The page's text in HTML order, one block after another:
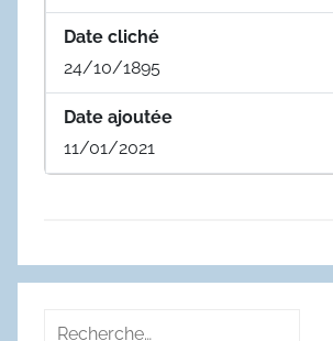
Date cliché
24/10/1895
Date ajoutée
11/01/2021
Recherche